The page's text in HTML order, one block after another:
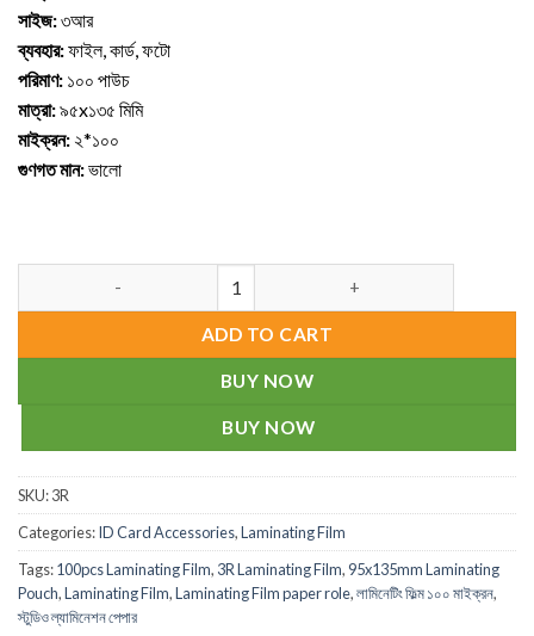
সাইজ:৩আর
ব্যবহার:ফাইল, কার্ড, ফটো
পরিমাণ: ১০০ পাউচ
মাত্রা:৯৫x১৩৫ মিমি
মাইক্রন: ২*১০০
গুণগত মান:ভালো
ADD TO CART
BUY NOW
BUY NOW
SKU:3R
Categories:ID Card Accessories,Laminating Film
Tags:100pcs Laminating Film, 3R Laminating Film, 95x135mm Laminating
Pouch,Laminating Film,Laminating Film paper role,লামিনেটিং ফিল্ম ১০০ মাইক্রন,
স্টুডিও ল্যামিনেশন পেপার